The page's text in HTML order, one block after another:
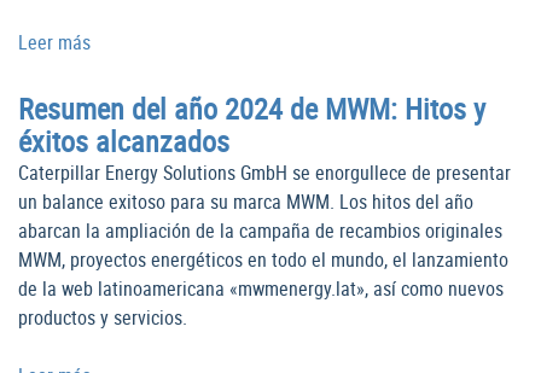
Leer más
Resumen del año 2024 de MWM: Hitos y
éxitos alcanzados
Caterpillar Energy Solutions GmbH se enorgullece de presentar
un balance exitoso para su marca MWM. Los hitos del año
abarcan la ampliación de la campaña de recambios originales
MWM, proyectos energéticos en todo el mundo, el lanzamiento
de la web latinoamericana «mwmenergy.lat», así como nuevos
productos y servicios.